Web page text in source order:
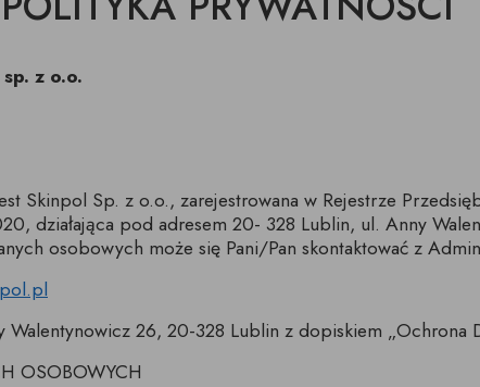
PODUSZKI, PLEDY,
AKCESORIA, TORBY,
POJEMNIKI
z o.o.
Skinpol Sp. z o.o., zarejestrowana w Rejestrze
działająca pod adresem 20- 328 Lublin, ul. Anny
osobowych może się Pani/Pan skontaktować z
26, 20-328 Lublin z dopiskiem „Ochrona
OSOBOWYCH